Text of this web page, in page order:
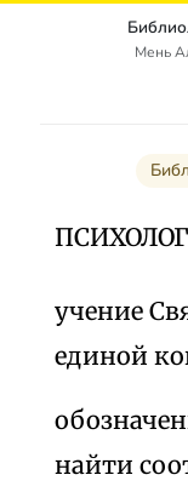
Мень
учение
единой
найти